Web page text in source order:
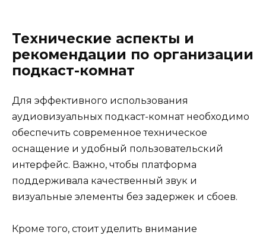
Технические аспекты и
рекомендации по организации
подкаст-комнат
Для эффективного использования
аудиовизуальных подкаст-комнат необходимо
обеспечить современное техническое
оснащение и удобный пользовательский
интерфейс. Важно, чтобы платформа
поддерживала качественный звук и
визуальные элементы без задержек и сбоев.
Кроме того, стоит уделить внимание